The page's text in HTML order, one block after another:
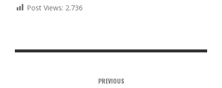
Post Views: 2.736
PREVIOUS